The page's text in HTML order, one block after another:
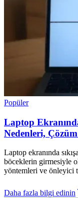
Popüler
Laptop
Nedenleri,
Laptop ekranında
böceklerin girmesiyle
yöntemleri ve önleyici
Daha fazla bilgi edinin